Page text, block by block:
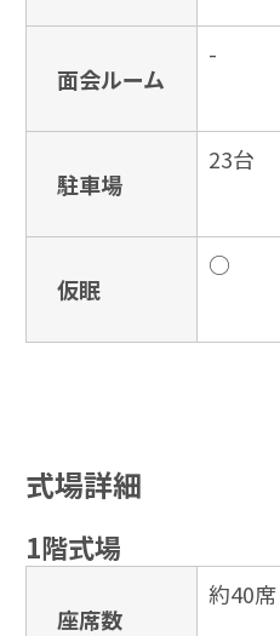
面会ルーム
-
駐車場
23台
仮眠
○
式場詳細
1階式場
座席数
約40席